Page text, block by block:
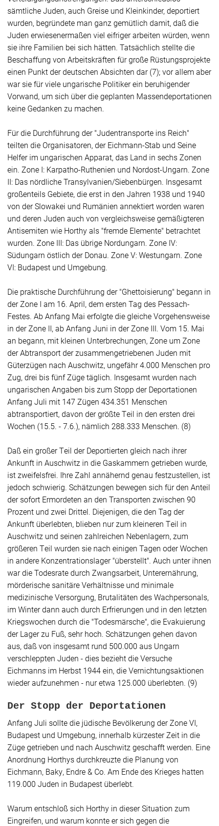
sämtliche Juden, auch Greise und Kleinkinder, deportiert
wurden, begründete man ganz gemütlich damit, daß die
Juden erwiesenermaßen viel eifriger arbeiten würden, wenn
sie ihre Familien bei sich hätten. Tatsächlich stellte die
Beschaffung von Arbeitskräften für große Rüstungsprojekte
einen Punkt der deutschen Absichten dar (7); vor allem aber
war sie für viele ungarische Politiker ein beruhigender
Vorwand, um sich über die geplanten Massendeportationen
keine Gedanken zu machen.
Für die Durchführung der "Judentransporte ins Reich"
teilten die Organisatoren, der Eichmann-Stab und Seine
Helfer im ungarischen Apparat, das Land in sechs Zonen
ein. Zone I: Karpatho-Ruthenien und Nordost-Ungarn. Zone
II: Das nördliche Transylvanien/Siebenbürgen. Insgesamt
großenteils Gebiete, die erst in den Jahren 1938 und 1940
von der Slowakei und Rumänien annektiert worden waren
und deren Juden auch von vergleichsweise gemäßigteren
Antisemiten wie Horthy als "fremde Elemente" betrachtet
wurden. Zone III: Das übrige Nordungarn. Zone IV:
Südungarn östlich der Donau. Zone V: Westungarn. Zone
VI: Budapest und Umgebung.
Die praktische Durchführung der "Ghettoisierung" begann in
der Zone I am 16. April, dem ersten Tag des Pessach-
Festes. Ab Anfang Mai erfolgte die gleiche Vorgehensweise
in der Zone II, ab Anfang Juni in der Zone III. Vom 15. Mai
an begann, mit kleinen Unterbrechungen, Zone um Zone
der Abtransport der zusammengetriebenen Juden mit
Güterzügen nach Auschwitz, ungefähr 4.000 Menschen pro
Zug, drei bis fünf Züge täglich. Insgesamt wurden nach
ungarischen Angaben bis zum Stopp der Deportationen
Anfang Juli mit 147 Zügen 434.351 Menschen
abtransportiert, davon der größte Teil in den ersten drei
Wochen (15.5. - 7.6.), nämlich 288.333 Menschen. (8)
Daß ein großer Teil der Deportierten gleich nach ihrer
Ankunft in Auschwitz in die Gaskammern getrieben wurde,
ist zweifelsfrei. Ihre Zahl annähernd genau festzustellen, ist
jedoch schwierig. Schätzungen bewegen sich für den Anteil
der sofort Ermordeten an den Transporten zwischen 90
Prozent und zwei Drittel. Diejenigen, die den Tag der
Ankunft überlebten, blieben nur zum kleineren Teil in
Auschwitz und seinen zahlreichen Nebenlagern, zum
größeren Teil wurden sie nach einigen Tagen oder Wochen
in andere Konzentrationslager "überstellt". Auch unter ihnen
war die Todesrate durch Zwangsarbeit, Unterernährung,
mörderische sanitäre Verhältnisse und minimale
medizinische Versorgung, Brutalitäten des Wachpersonals,
im Winter dann auch durch Erfrierungen und in den letzten
Kriegswochen durch die "Todesmärsche", die Evakuierung
der Lager zu Fuß, sehr hoch. Schätzungen gehen davon
aus, daß von insgesamt rund 500.000 aus Ungarn
verschleppten Juden - dies bezieht die Versuche
Eichmanns im Herbst 1944 ein, die Vernichtungsaktionen
wieder aufzunehmen - nur etwa 125.000 überlebten. (9)
Der Stopp der Deportationen
Anfang Juli sollte die jüdische Bevölkerung der Zone VI,
Budapest und Umgebung, innerhalb kürzester Zeit in die
Züge getrieben und nach Auschwitz geschafft werden. Eine
Anordnung Horthys durchkreuzte die Planung von
Eichmann, Baky, Endre & Co. Am Ende des Krieges hatten
119.000 Juden in Budapest überlebt.
Warum entschloß sich Horthy in dieser Situation zum
Eingreifen, und warum konnte er sich gegen die